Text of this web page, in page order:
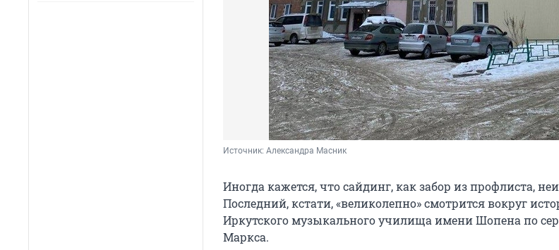
Источник: Александра Масник
Иногда кажется, что сайдинг, как забор из профлиста,
Последний, кстати, «великолепно» смотрится вокруг
Иркутского музыкального училища имени Шопена по
Маркса.